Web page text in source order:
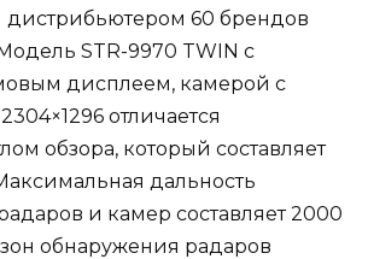
60 брендов
STR-9970 TWIN с
дисплеем, камерой с
отличается
обзора, который составляет
дальность
и камер составляет 2000
обнаружения радаров